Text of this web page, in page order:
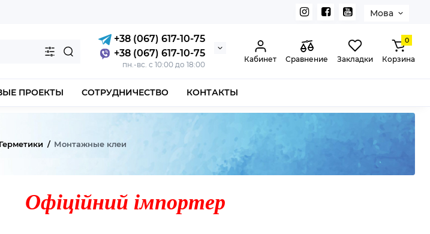
Мова
+38 (067) 617-10-75
+38 (067) 617-10-75
пн.-вс. с 10:00 до 18:00
Кабинет Сравнение Закладки
0
Корзина
ПРОЕКТЫ СОТРУДНИЧЕСТВО КОНТАКТЫ
Монтажные клеи
Офіційний імпортер